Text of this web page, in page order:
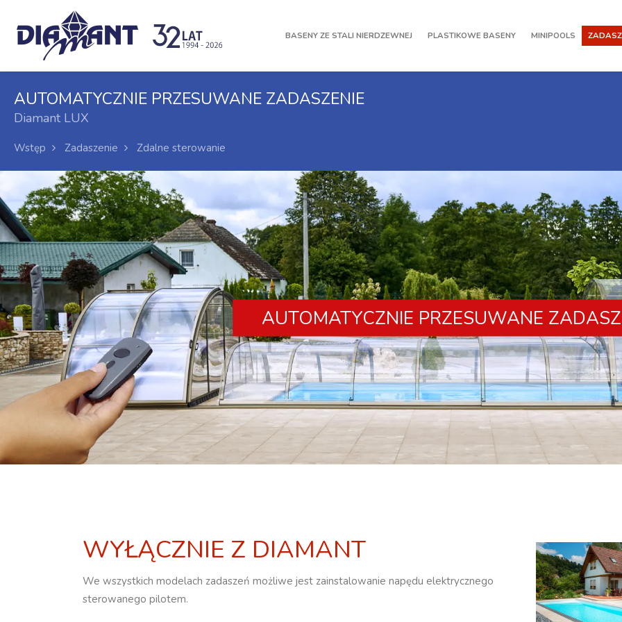
BASENY ZE STALI NIERDZEWNEJ PLASTIKOWE BASENY MINIPOOLS
AUTOMATYCZNIE PRZESUWANE ZADASZENIE
Diamant LUX
Wstęp Zadaszenie Zdalne sterowanie
AUTOMATYCZNIE PRZESUWANE
WYŁĄCZNIE Z DIAMANT
We wszystkich modelach zadaszeń możliwe jest zainstalowanie napędu elektrycznego
sterowanego pilotem.